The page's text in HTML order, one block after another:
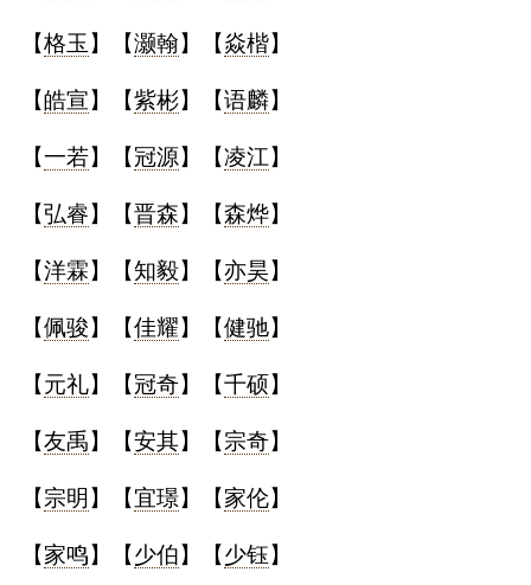
取
名
打
分
起
名
起
名
【格玉 】【灏翰】【焱楷】
【皓宣】【紫彬】【语麟】
【一若】【冠源】【凌江】
【弘睿】【晋森】【森烨】
【洋霖】【知毅】【亦昊】
【佩骏】【佳耀】【健驰】
【元礼】【冠奇】【千硕 】
【友禹】【安其】【宗奇】
【宗明 】【宜璟】【家伦】
【家鸣】【少伯】【少钰】